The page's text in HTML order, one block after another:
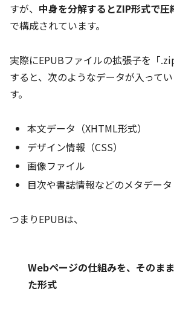
すが、 中身を分解するとZIP形式で
で構成されています。
実際にEPUBファイルの拡張子を「
すると、次のようなデータが入って
す。
本文データ（XHTML形式）
デザイン情報（CSS）
画像ファイル
目次や書誌情報などのメタデータ
つまりEPUBは、
Webページの仕組みを、そのま
た形式